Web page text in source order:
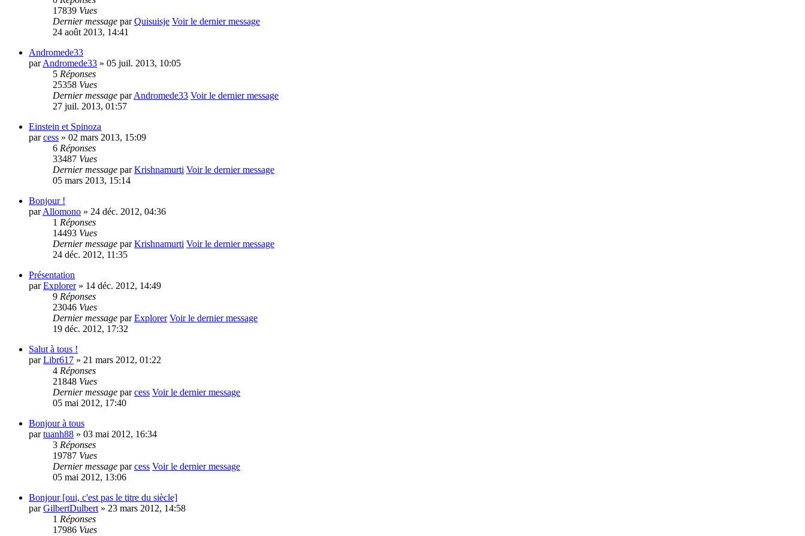
17839 Vues
Dernier message parQuisuisje Voir le dernier message
24 août 2013, 14:41
Andromede33
parAndromede33 » 05 juil. 2013, 10:05
5 Réponses
25358 Vues
Dernier message parAndromede33 Voir le dernier message
27 juil. 2013, 01:57
Einstein et Spinoza
parcess » 02 mars 2013, 15:09
6 Réponses
33487 Vues
Dernier message parKrishnamurti Voir le dernier message
05 mars 2013, 15:14
Bonjour !
parAllomono » 24 déc. 2012, 04:36
1 Réponses
14493 Vues
Dernier message parKrishnamurti Voir le dernier message
24 déc. 2012, 11:35
Présentation
parExplorer» 14 déc. 2012, 14:49
9 Réponses
23046 Vues
Dernier message parExplorer Voir le dernier message
19 déc. 2012, 17:32
Salut à tous !
parLibr617 » 21 mars 2012, 01:22
4 Réponses
21848 Vues
Dernier message parcess Voir le dernier message
05 mai 2012, 17:40
Bonjour à tous
partuanh88 » 03 mai 2012, 16:34
3 Réponses
19787 Vues
Dernier message parcess Voir le dernier message
05 mai 2012, 13:06
Bonjour [oui, c'est pas le titre du siècle]
parGilbertDulbert » 23 mars 2012, 14:58
1 Réponses
17986 Vues